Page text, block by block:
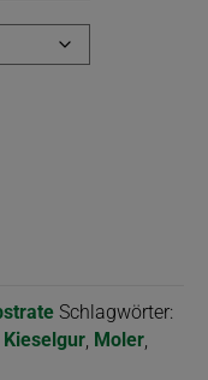
Schlagwörter:
Kieselgur, Moler,